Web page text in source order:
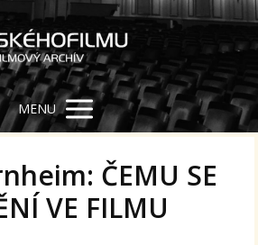
MENU
ČEMU SE
VE FILMU